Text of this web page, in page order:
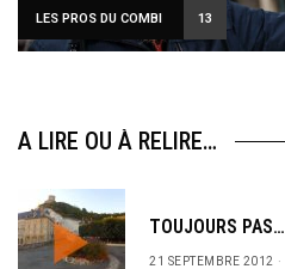
LES PROS DU COMBI 13
A LIRE OU À RELIRE…
TOUJOURS PAS…
21 SEPTEMBRE 2012